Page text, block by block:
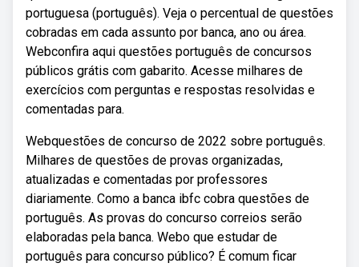
portuguesa (português). Veja o percentual de questões
cobradas em cada assunto por banca, ano ou área.
Webconfira aqui questões português de concursos
públicos grátis com gabarito. Acesse milhares de
exercícios com perguntas e respostas resolvidas e
comentadas para.
Webquestões de concurso de 2022 sobre português.
Milhares de questões de provas organizadas,
atualizadas e comentadas por professores
diariamente. Como a banca ibfc cobra questões de
português. As provas do concurso correios serão
elaboradas pela banca. Webo que estudar de
português para concurso público? É comum ficar